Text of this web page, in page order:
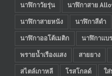
นาฬิกาวัยรุ่น
นาฬิกาสาย
นาฬิกาสายหนัง
นาฬิกาสีดำ
นาฬิกาออโต้เมติก
นาฬิกาแบ
พรายน้ำเรืองแสง
สายยาง
สไตล์เกาหลี
โรสโกลด์ ใ